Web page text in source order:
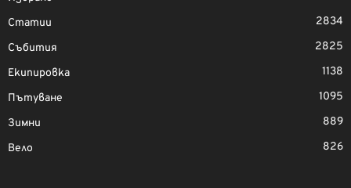
Статии
2834
Събития
2825
Екипировка
1138
Пътуване
1095
Зимни
889
Вело
826